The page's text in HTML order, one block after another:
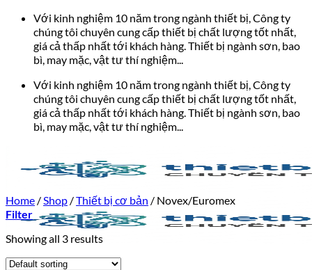
Với kinh nghiệm 10 năm trong ngành thiết bị, Công ty
chúng tôi chuyên cung cấp thiết bị chất lượng tốt nhất,
giá cả thấp nhất tới khách hàng. Thiết bị ngành sơn, bao
bì, may mặc, vật tư thí nghiệm...
Với kinh nghiệm 10 năm trong ngành thiết bị, Công ty
chúng tôi chuyên cung cấp thiết bị chất lượng tốt nhất,
giá cả thấp nhất tới khách hàng. Thiết bị ngành sơn, bao
bì, may mặc, vật tư thí nghiệm...
Home /Shop /Thiết bị cơ bản / Novex/Euromex
Filter
Showing all 3 results